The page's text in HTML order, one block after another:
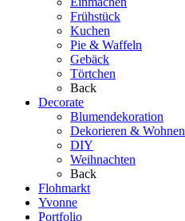
Frühstück
Kuchen
Pie & Waffeln
Gebäck
Törtchen
Back
Decorate
Blumendekoration
Dekorieren & Wohnen
DIY
Weihnachten
Back
Flohmarkt
Yvonne
Portfolio